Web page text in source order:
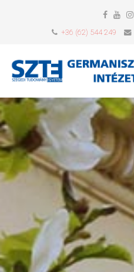
+36 (62) 544 249